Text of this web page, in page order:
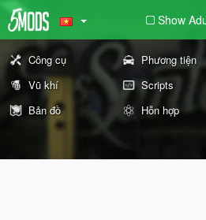
Show
Công cụ Phương tiện
Vũ khí
Scripts
Bản đồ
Hỗn hợp